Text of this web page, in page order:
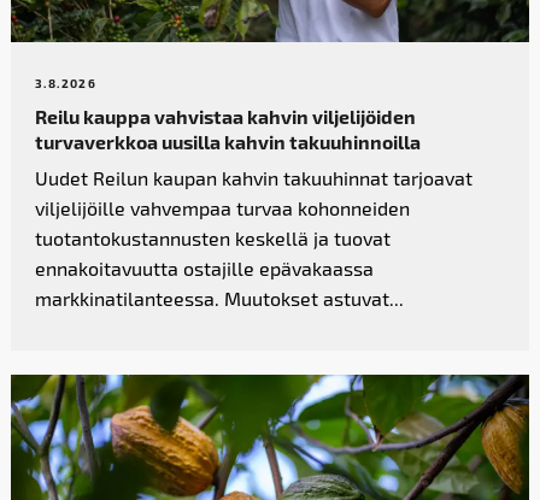
3.8.2026
Reilu kauppa vahvistaa kahvin­ viljelijöiden
turvaverkkoa uusilla kahvin takuuhinnoilla
Uudet Reilun kaupan kahvin takuuhinnat tarjoavat
viljelijöille vahvempaa turvaa kohonneiden
tuotantokustannusten keskellä ja tuovat
ennakoitavuutta ostajille epävakaassa
markkinatilanteessa. Muutokset astuvat...